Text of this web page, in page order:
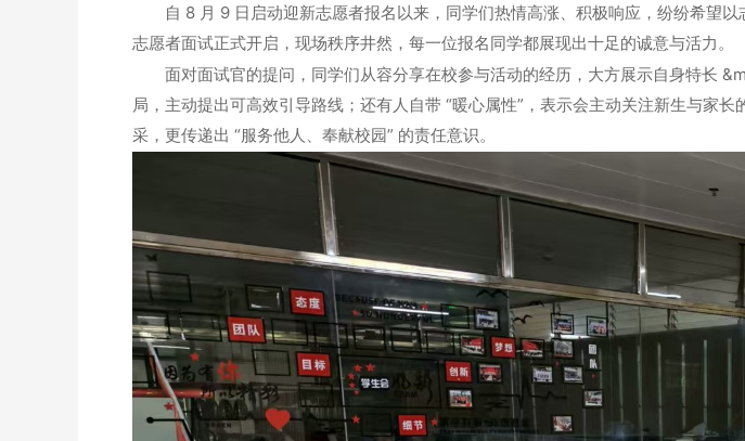
自 8 月 9 日启动迎新志愿者报名以来，同学们热情高涨、积极响应，纷纷希望
志愿者面试正式开启，现场秩序井然，每一位报名同学都展现出十足的诚意与活力。
面对面试官的提问，同学们从容分享在校参与活动的经历，大方展示自身特长
局，主动提出可高效引导路线；还有人自带 “暖心属性”，表示会主动关注新生与家
采，更传递出 “服务他人、奉献校园” 的责任意识。